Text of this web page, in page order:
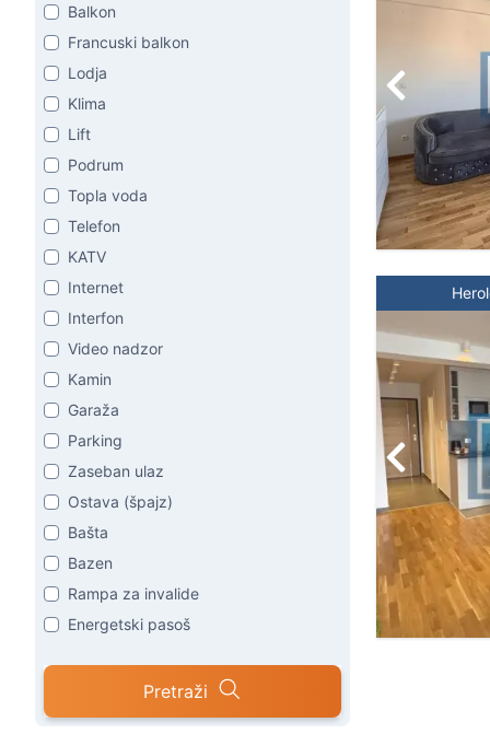
Balkon
Francuski balkon
Lodja
Klima
Lift
Podrum
Topla voda
Telefon
KATV
Internet
Interfon
Video nadzor
Kamin
Garaža
Parking
Zaseban ulaz
Ostava (špajz)
Bašta
Bazen
Rampa za invalide
Energetski pasoš
Pretraži